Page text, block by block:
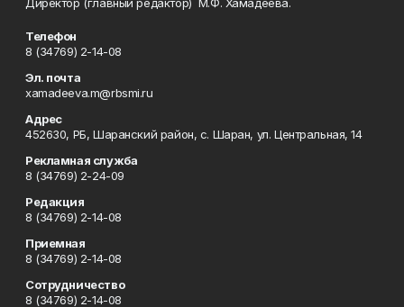
Телефон
8 (34769) 2-14-08
Эл. почта
xamadeeva.m@rbsmi.ru
Адрес
452630, РБ, Шаранский район, с. Шаран, ул. Центральная, 14
Рекламная служба
8 (34769) 2-24-09
Редакция
8 (34769) 2-14-08
Приемная
8 (34769) 2-14-08
Сотрудничество
8 (34769) 2-14-08